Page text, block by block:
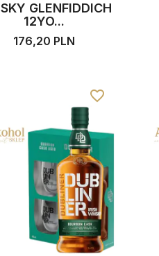
GLENFIDDICH
12YO...
176,20 PLN
favorite_border